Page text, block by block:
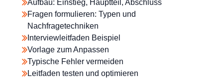
Aufbau: Einstieg, Hauptteil, Abschluss
Fragen formulieren: Typen und
Nachfragetechniken
Interviewleitfaden Beispiel
Vorlage zum Anpassen
Typische Fehler vermeiden
Leitfaden testen und optimieren